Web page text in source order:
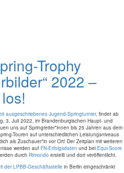
Trophy
2022 –
ausgeschriebenes Jugend-Springturnier, findet ab
3. Juli 2022, im Brandenburgischen Haupt- und
uns auf Springreiter*innen bis 25 Jahren aus dem
Touren auf unterschiedlichen Leistungsniveaus
als Zuschauer*in vor Ort! Der Zeitplan mit weiteren
werden auf FN-Erfolgsdaten und bei Equi-Score
durch Rimondo erstellt und dort veröffentlicht.
der LPBB-Geschäftsstelle in Berlin eingeschränkt